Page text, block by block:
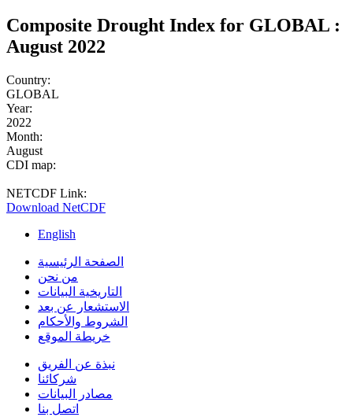
Composite Drought Index for GLOBAL :
August 2022
Country:
GLOBAL
Year:
2022
Month:
August
CDI map:
NETCDF Link:
Download NetCDF
English
الصفحة الرئيسية
من نحن
التاريخية البيانات
الاستشعار عن بعد
الشروط والأحكام
خريطة الموقع
نبذة عن الفريق
شركائنا
مصادر البيانات
اتصل بنا